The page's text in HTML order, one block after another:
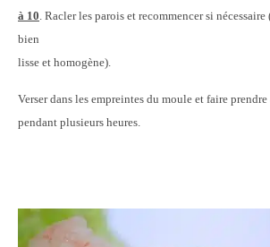
à 10. Racler les parois et recommencer si
bien
lisse et homogène).
Verser dans les empreintes du moule et faire
pendant plusieurs heures.